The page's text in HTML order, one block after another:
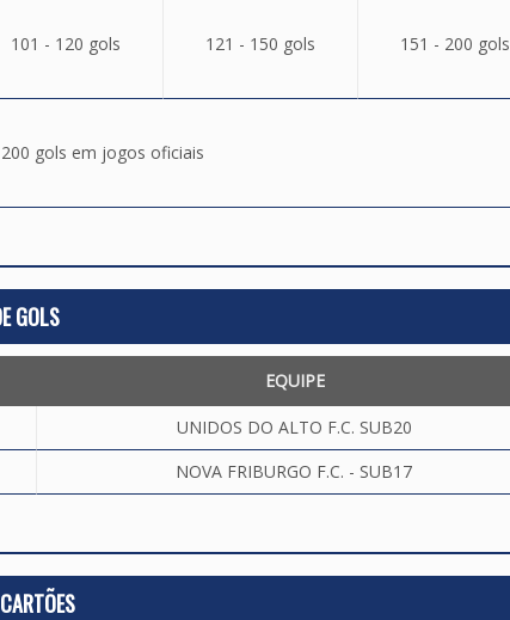
101 - 120 gols 121 - 150 gols 151 - 200 gols
gols em jogos oficiais
GOLS
EQUIPE
UNIDOS DO ALTO F.C. SUB20
NOVA FRIBURGO F.C. - SUB17